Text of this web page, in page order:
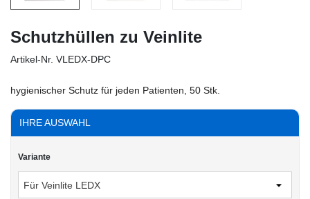
Schutzhüllen zu Veinlite
Artikel-Nr. VLEDX-DPC
hygienischer Schutz für jeden Patienten, 50 Stk.
IHRE AUSWAHL
Variante